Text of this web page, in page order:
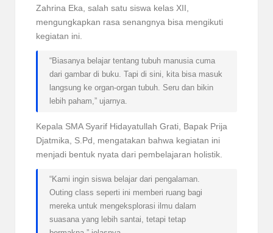
Zahrina Eka, salah satu siswa kelas XII,
mengungkapkan rasa senangnya bisa mengikuti
kegiatan ini.
“Biasanya belajar tentang tubuh manusia cuma
dari gambar di buku. Tapi di sini, kita bisa masuk
langsung ke organ-organ tubuh. Seru dan bikin
lebih paham,” ujarnya.
Kepala SMA Syarif Hidayatullah Grati, Bapak Prija
Djatmika, S.Pd, mengatakan bahwa kegiatan ini
menjadi bentuk nyata dari pembelajaran holistik.
“Kami ingin siswa belajar dari pengalaman.
Outing class seperti ini memberi ruang bagi
mereka untuk mengeksplorasi ilmu dalam
suasana yang lebih santai, tetapi tetap